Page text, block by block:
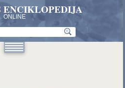
ENCIKLOPEDIJA
ONLINE